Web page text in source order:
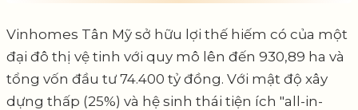
Vinhomes Tân Mỹ sở hữu lợi thế hiếm có của một
đại đô thị vệ tinh với quy mô lên đến 930,89 ha và
tổng vốn đầu tư 74.400 tỷ đồng. Với mật độ xây
dựng thấp (25%) và hệ sinh thái tiện ích "all-in-